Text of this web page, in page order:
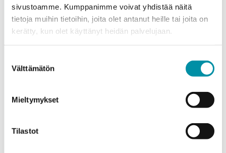
sivustoamme. Kumppanimme voivat yhdistää näitä
tietoja muihin tietoihin, joita olet antanut heille tai joita on
kerätty, kun olet käyttänyt heidän palvelujaan.
valinta
Välttämätön
Mieltymykset
Tilastot
valittu laatu määrittää tilauksen minimipainon.
Tuote
Paino (kg)